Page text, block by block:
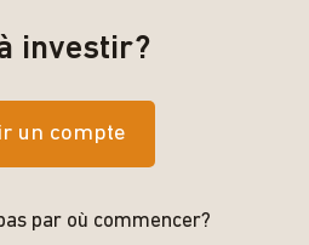
investir?
un compte
par où commencer?